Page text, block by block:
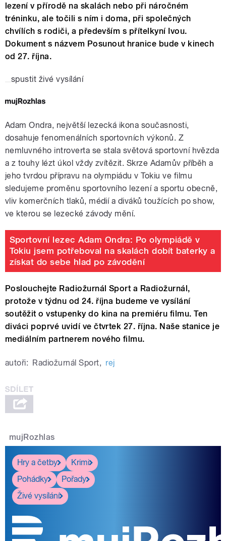
lezení v přírodě na skalách nebo při náročném
tréninku, ale točili s ním i doma, při společných
chvílích s rodiči, a především s přítelkyní Ivou.
Dokument s názvem Posunout hranice bude v kinech
od 27. října.
spustit živé vysílání
Adam Ondra, největší lezecká ikona současnosti,
dosahuje fenomenálních sportovních výkonů. Z
nemluvného introverta se stala světová sportovní hvězda
a z touhy lézt úkol vždy zvítězit. Skrze Adamův příběh a
jeho tvrdou přípravu na olympiádu v Tokiu ve filmu
sledujeme proměnu sportovního lezení a sportu obecně,
vliv komerčních tlaků, médií a diváků toužících po show,
ve kterou se lezecké závody mění.
Sportovní lezec Adam Ondra: Po olympiádě v
Tokiu jsem potřeboval na skalách dobít baterky a
získat do sebe hlad po závodění
Poslouchejte Radiožurnál Sport a Radiožurnál,
protože v týdnu od 24. října budeme ve vysílání
soutěžit o vstupenky do kina na premiéru filmu. Ten
diváci poprvé uvidí ve čtvrtek 27. října. Naše stanice je
mediálním partnerem nového filmu.
autoři: Radiožurnál Sport, rej
mujRozhlas
Hry a četby
Krimi
Pohádky
Pořady
Živé vysílání